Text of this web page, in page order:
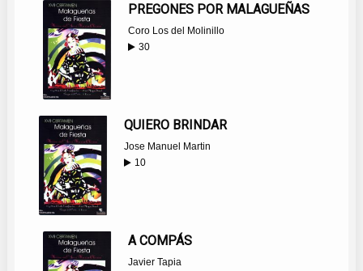
PREGONES POR MALAGUEÑAS
Coro Los del Molinillo
30
QUIERO BRINDAR
Jose Manuel Martin
10
A COMPÁS
Javier Tapia